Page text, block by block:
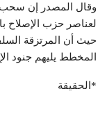
وقال المصدر إن سحب
لعناصر حزب الإصلاح
حيث أن المرتزقة
المخطط يليهم جنود
*الحقيقة